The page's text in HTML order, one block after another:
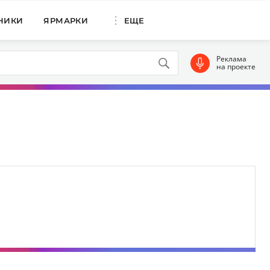
ЯРМАРКИ ЕЩЕ
Реклама
на проекте